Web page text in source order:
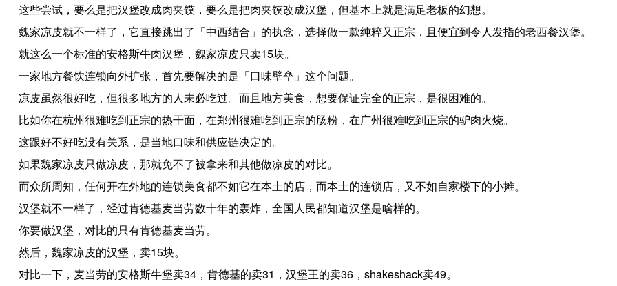
这些尝试，要么是把汉堡改成肉夹馍，要么是把肉夹馍改成汉堡，但基本上就是满足老板的幻想。
魏家凉皮就不一样了，它直接跳出了「中西结合」的执念，选择做一款纯粹又正宗，且便宜到令人发指的老西餐汉堡。
就这么一个标准的安格斯牛肉汉堡，魏家凉皮只卖15块。
一家地方餐饮连锁向外扩张，首先要解决的是「口味壁垒」这个问题。
凉皮虽然很好吃，但很多地方的人未必吃过。而且地方美食，想要保证完全的正宗，是很困难的。
比如你在杭州很难吃到正宗的热干面，在郑州很难吃到正宗的肠粉，在广州很难吃到正宗的驴肉火烧。
这跟好不好吃没有关系，是当地口味和供应链决定的。
如果魏家凉皮只做凉皮，那就免不了被拿来和其他做凉皮的对比。
而众所周知，任何开在外地的连锁美食都不如它在本土的店，而本土的连锁店，又不如自家楼下的小摊。
汉堡就不一样了，经过肯德基麦当劳数十年的轰炸，全国人民都知道汉堡是啥样的。
你要做汉堡，对比的只有肯德基麦当劳。
然后，魏家凉皮的汉堡，卖15块。
对比一下，麦当劳的安格斯牛堡卖34，肯德基的卖31，汉堡王的卖36，shakeshack卖49。